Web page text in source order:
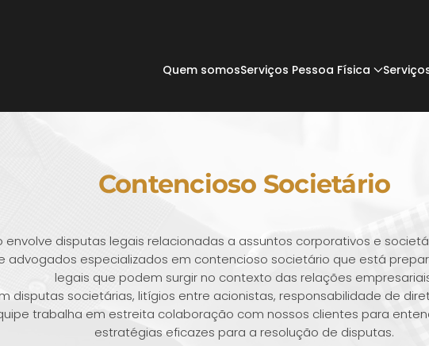
Quem somosServiços Pessoa Física
Contencioso Societário
disputas legais relacionadas a assuntos corporativos e
especializados em contencioso societário que está
legais que podem surgir no contexto das relações
disputas societárias, litígios entre acionistas, responsabilidade de
trabalha em estreita colaboração com nossos clientes para
estratégias eficazes para a resolução de disputas.